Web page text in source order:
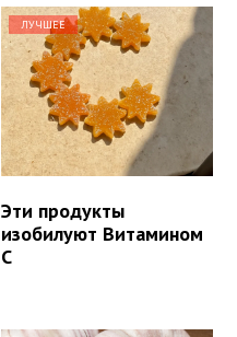
ЛУЧШЕЕ
Эти продукты
изобилуют Витамином
С